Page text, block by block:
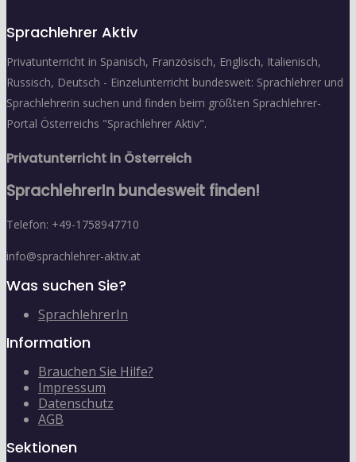
Sprachlehrer Aktiv
Privatunterricht in Spanisch, Französisch, Englisch, Italienisch,
Russisch, Deutsch - Einzelunterricht bundesweit: Sprachlehrer und
Sprachlehrerin suchen und finden beim größten Sprachlehrer-
Portal Österreichs "Sprachlehrer Aktiv".
Privatunterricht in Österreich
SprachlehrerIn bundesweit finden!
Telefon: +49-1758947710
info@sprachlehrer-aktiv.at
Was suchen Sie?
SprachlehrerIn
Information
Brauchen Sie Hilfe?
Impressum
Datenschutz
AGB
Sektionen